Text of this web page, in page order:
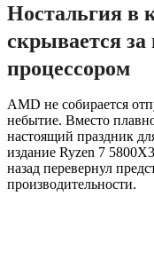
Ностальгия в
скрывается
процессором
AMD не собирается
небытие. Вместо
настоящий праздник
издание Ryzen 7
назад перевернул
производительности.